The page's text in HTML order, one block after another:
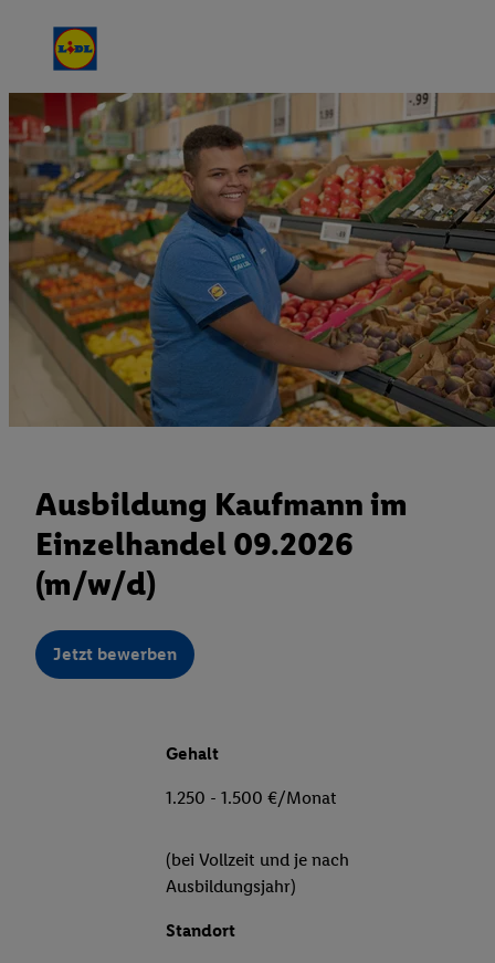
Ausbildung Kaufmann im
Einzelhandel 09.2026
(m/w/d)
Jetzt bewerben
Gehalt
1.250 - 1.500 €/Monat
(bei Vollzeit und je nach
Ausbildungsjahr)
Standort